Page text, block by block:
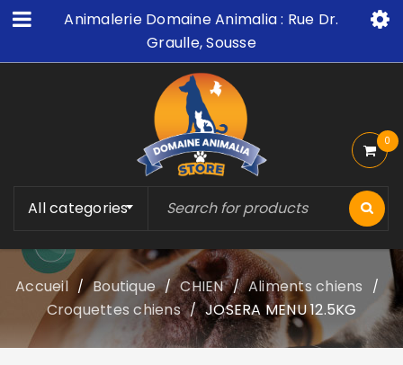
Animalerie Domaine Animalia : Rue Dr.
Graulle, Sousse
All categories
0
Accueil / Boutique / CHIEN / Aliments chiens /
Croquettes chiens / JOSERA MENU 12.5KG